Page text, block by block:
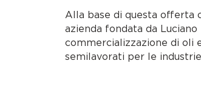
Alla base di questa offerta
azienda fondata da
commercializzazione di oli
semilavorati per le